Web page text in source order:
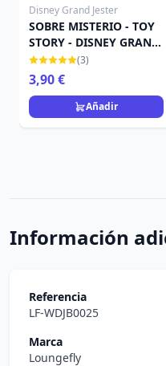
Disney Grand Jester
SOBRE MISTERIO - TOY
STORY - DISNEY GRAND
JESTER
(3)
3,90 €
Añadir
Información
Referencia
LF-WDJB0025
Marca
Loungefly